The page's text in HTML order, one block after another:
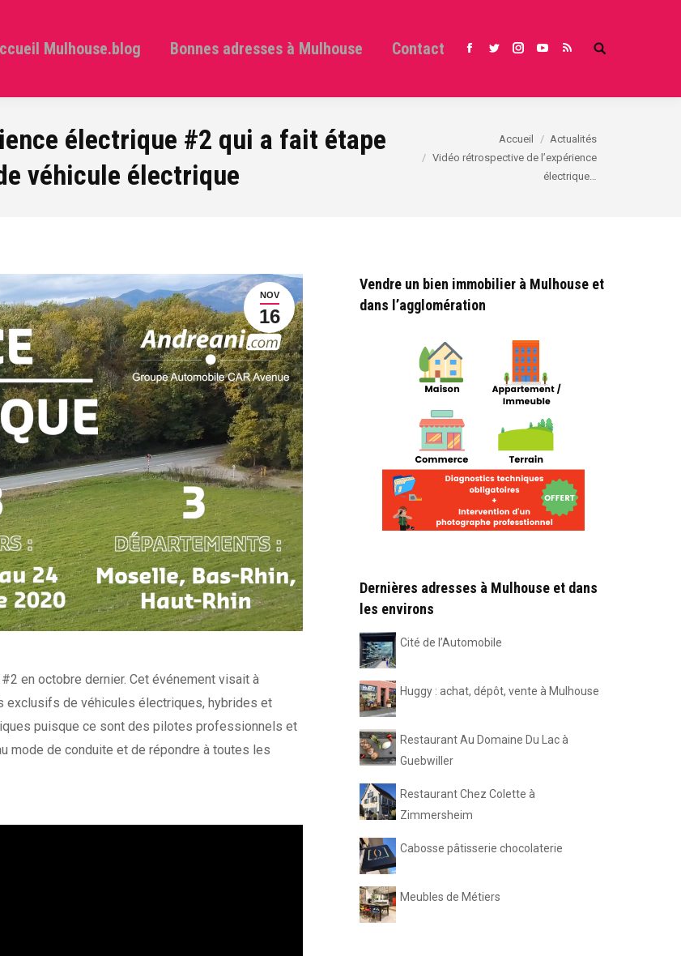
Mulhouse.blog Bonnes adresses à Mulhouse Contact Facebook
TwitterInstagram
YouTube
RSS Search:
électrique #2 qui a fait étape
véhicule électrique
Accueil
Actualités
Vidéo rétrospective de l’expérience
électrique…
NOV
16
en octobre dernier. Cet événement visait à
exclusifs de véhicules électriques, hybrides et
puisque ce sont des pilotes professionnels et
mode de conduite et de répondre à toutes les
Vendre un bien immobilier à Mulhouse et
dans l’agglomération
Dernières adresses à Mulhouse et dans
les environs
Cité de l’Automobile
Huggy : achat, dépôt, vente à Mulhouse
Restaurant Au Domaine Du Lac à
Guebwiller
Restaurant Chez Colette à
Zimmersheim
Cabosse pâtisserie chocolaterie
Meubles de Métiers